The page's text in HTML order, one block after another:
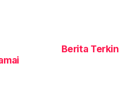
Berita